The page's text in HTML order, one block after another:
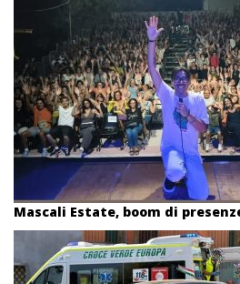
Mascali Estate, boom di